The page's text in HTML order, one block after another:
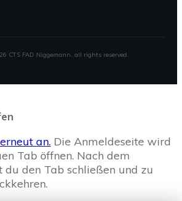
CTS FAD Niggemann , all rights reserved.
an. Die Anmeldeseite wird
Tab öffnen. Nach dem
du den Tab schließen und zu